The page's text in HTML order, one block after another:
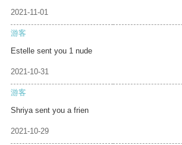
2021-11-01
游客
Estelle sent you 1 nude
2021-10-31
游客
Shriya sent you a frien
2021-10-29